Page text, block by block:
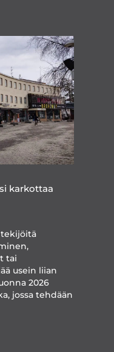
karkottaa
tai
usein liian
2026
jossa tehdään